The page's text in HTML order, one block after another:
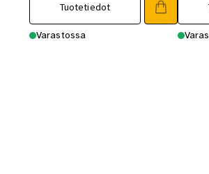
Tuotetiedot
Varastossa